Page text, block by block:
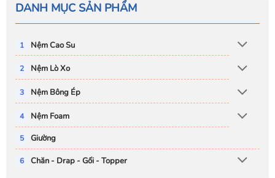
DANH MỤC SẢN PHẨM
Nệm Cao Su
Nệm Lò Xo
Nệm Bông Ép
Nệm Foam
Giường
Chăn - Drap - Gối - Topper